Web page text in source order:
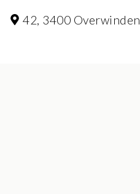
42, 3400 Overwinden